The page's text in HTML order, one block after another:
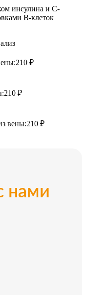
инсулина и С-
В-клеток
210 ₽
210 ₽
вены:210 ₽
нами